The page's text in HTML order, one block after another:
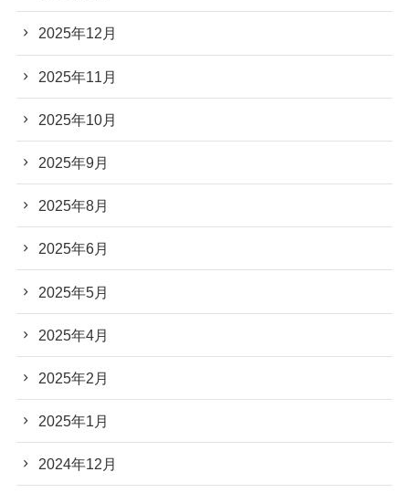
2025年12月
2025年11月
2025年10月
2025年9月
2025年8月
2025年6月
2025年5月
2025年4月
2025年2月
2025年1月
2024年12月